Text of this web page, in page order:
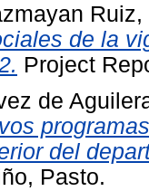
Ruiz,
de la
Project
de
del
Pasto.